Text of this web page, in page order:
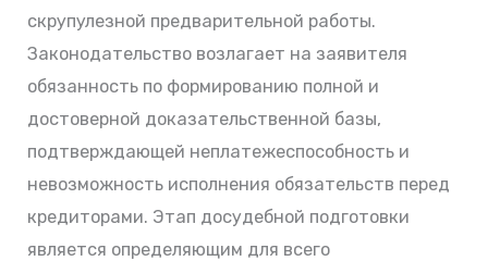
скрупулезной предварительной работы.
Законодательство возлагает на заявителя
обязанность по формированию полной и
достоверной доказательственной базы,
подтверждающей неплатежеспособность и
невозможность исполнения обязательств перед
кредиторами. Этап досудебной подготовки
является определяющим для всего